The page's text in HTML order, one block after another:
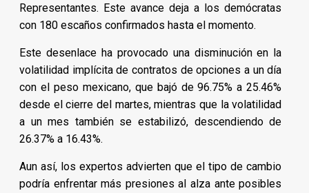
Representantes. Este avance deja a los demócratas
con 180 escaños confirmados hasta el momento.
Este desenlace ha provocado una disminución en la
volatilidad implícita de contratos de opciones a un día
con el peso mexicano, que bajó de 96.75% a 25.46%
desde el cierre del martes, mientras que la volatilidad
a un mes también se estabilizó, descendiendo de
26.37% a 16.43%.
Aun así, los expertos advierten que el tipo de cambio
podría enfrentar más presiones al alza ante posibles